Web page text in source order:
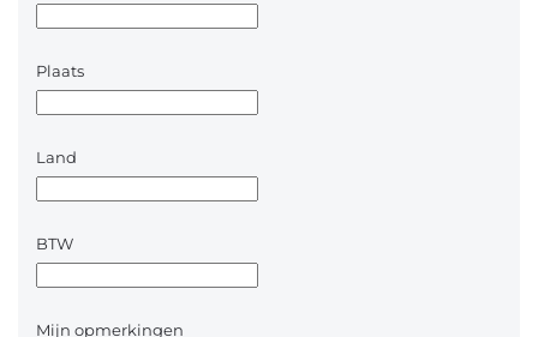
Plaats
Land
BTW
Mijn opmerkingen